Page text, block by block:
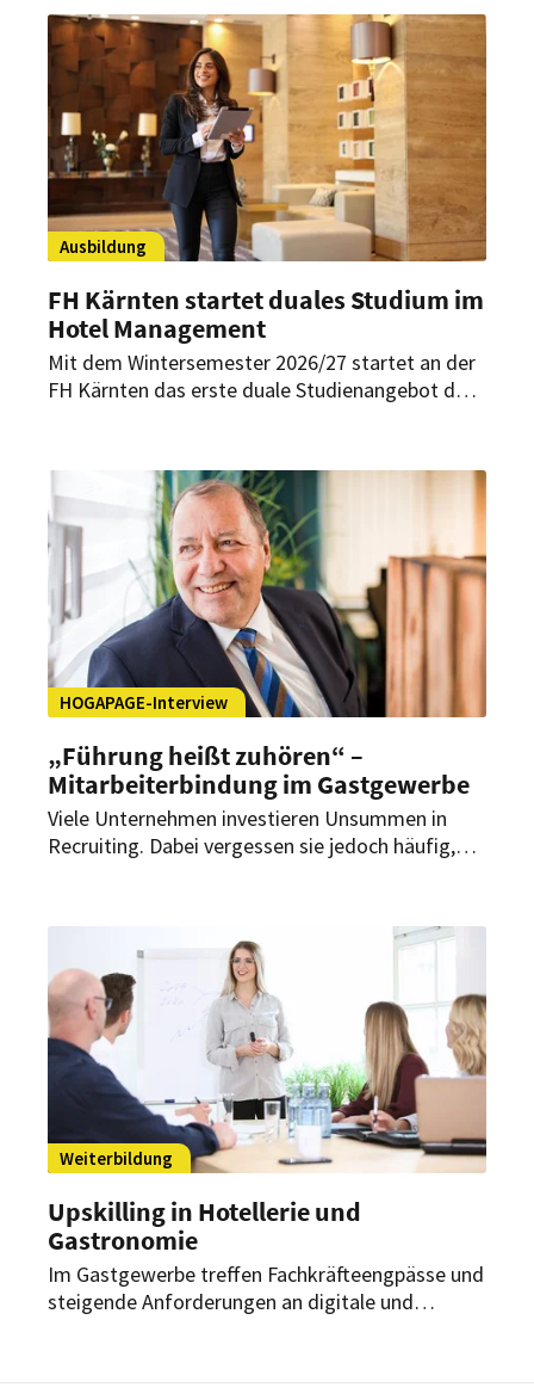
Schleburg, woran es liegt und wie Betriebe in
Gastronomie und Hotellerie gegensteuern
können.
Ausbildung
FH Kärnten startet duales Studium im
Hotel Management
Mit dem Wintersemester 2026/27 startet an der
FH Kärnten das erste duale Studienangebot der
Modell durchgeführt. Dieses soll Theorie und
Praxis von Beginn an verzahnen und auf eine
enge Zusammenarbeit mit Partnerbetrieben
setzen.
HOGAPAGE-Interview
„Führung heißt zuhören“ –
Mitarbeiterbindung im Gastgewerbe
Viele Unternehmen investieren Unsummen in
Recruiting. Dabei vergessen sie jedoch häufig,
Führungskräfte annehmen. Wie sich Talente
langfristig binden und hochmotivierte Teams
aufbauen lassen, erklärt Dr. Imre Márton
Reményi im Interview mit HOGAPAGE.
Weiterbildung
Upskilling in Hotellerie und
Gastronomie
Im Gastgewerbe treffen Fachkräfteengpässe und
steigende Anforderungen an digitale und